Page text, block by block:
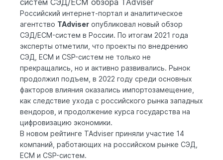
Российский интернет-портал и аналитическое
агентство TAdviser опубликовал новый обзор
CЭД/ECM-систем в России. По итогам 2021 года
эксперты отметили, что проекты по внедрению
СЭД, ECM и CSP-систем не только не
прекращались, но и активно развивались. Рынок
продолжил подъем, в 2022 году среди основных
факторов влияния оказались импортозамещение,
как следствие ухода с российского рынка западных
вендоров, и продолжение курса государства на
цифровизацию экономики.
В новом рейтинге TAdviser приняли участие 14
компаний, работающих на российском рынке СЭД,
ЕСМ и CSP-систем.